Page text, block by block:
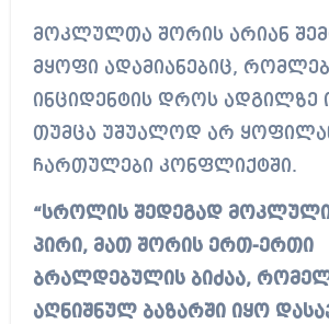
მოკლულთა შორის არიან
მყოფი ადამიანებიც,
ინციდენტის დროს ადგილზე
თუმცა უშუალოდ არ
ჩართულები კონფლიქტში.
“სროლის შედეგად
პირი, მათ შორის ერთ-ერთი
ბრალდებულის ბიძაა,
აღნიშნულ ბაზარში იყო